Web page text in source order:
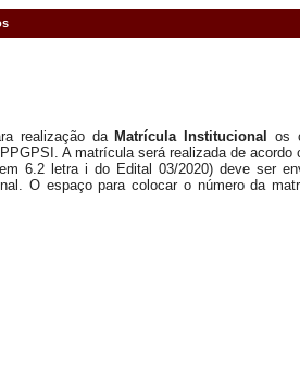
realização da Matrícula Institucional
os
A matrícula será realizada de acordo
6.2 letra i do Edital 03/2020) deve ser
O espaço para colocar o número da